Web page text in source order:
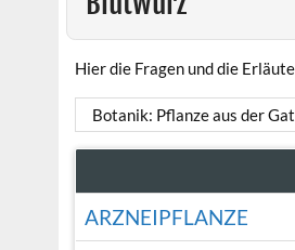
Hier die Fragen und die
Botanik: Pflanze aus der
ARZNEIPFLANZE